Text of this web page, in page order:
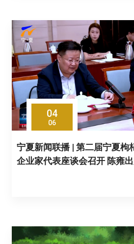
04
06
宁夏新闻联播 | 第二届宁夏枸
企业家代表座谈会召开 陈雍